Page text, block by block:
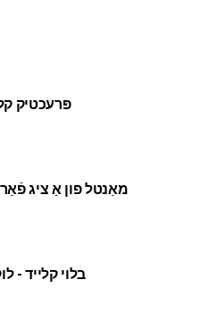
פּרעכטיק
מאַנטל פון אַ ציג
בלוי קלייד -